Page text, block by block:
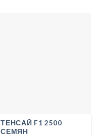
ТЕНСАЙ F1 2500
СЕМЯН